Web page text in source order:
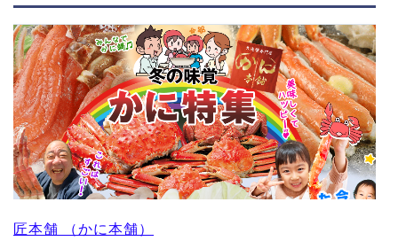
匠本舗 （かに本舗）